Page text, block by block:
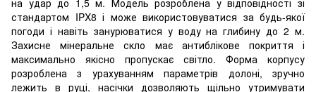
стандартом IPX8 і може використовуватися за будь-якої
погоди і навіть занурюватися у воду на глибину до 2 м.
Захисне мінеральне скло має антиблікове покриття і
максимально якісно пропускає світло. Форма корпусу
розроблена з урахуванням параметрів долоні, зручно
лежить в руці, насічки дозволяють щільно утримувати